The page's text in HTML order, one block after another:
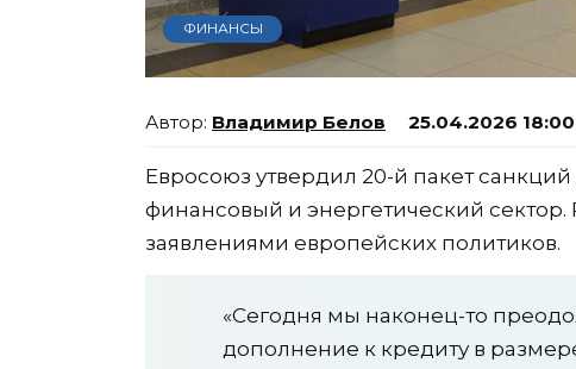
ФИНАНСЫ
Владимир Белов 25.04.2026 18:00
Евросоюз утвердил 20-й пакет
финансовый и энергетический
заявлениями европейских политиков.
«Сегодня мы наконец-то
дополнение к кредиту в